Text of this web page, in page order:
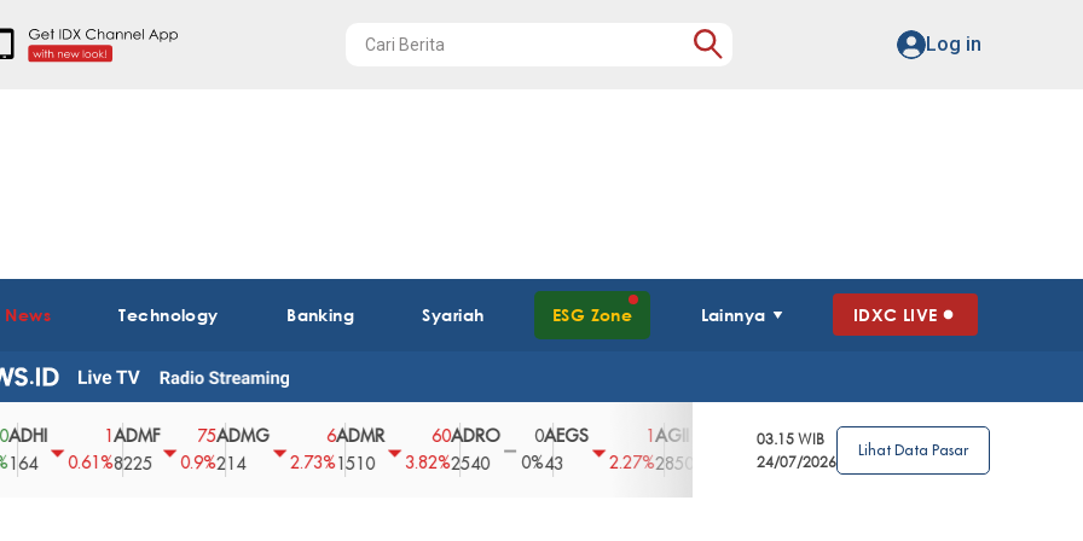
Log in
Technology Banking Syariah ESG Zone Lainnya IDXC LIVE
0.61%
ADMF
8225
75
0.9%
ADMG
214
2.73%
ADMR
1510
3.82%
ADRO
2540
0
0%
AEGS
2.27%2850
3.39%
AGRO
2.63%
AGRS
62
0%
03.15 WIB
24/07/2026
Lihat Data Pasar